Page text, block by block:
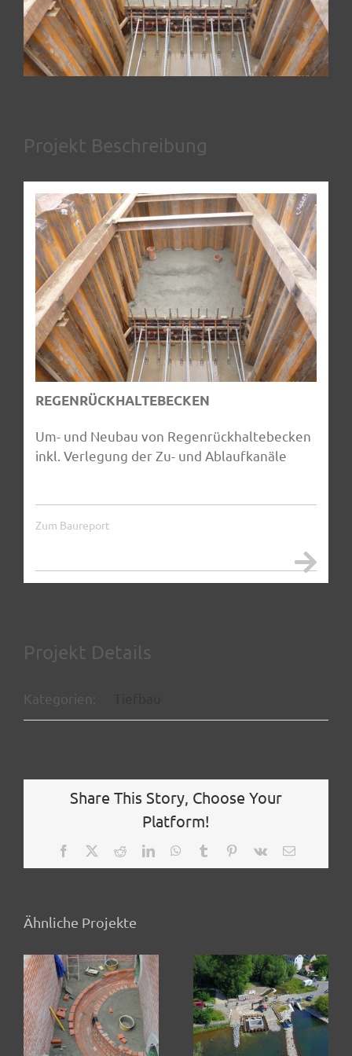
Projekt Beschreibung
REGENRÜCKHALTEBECKEN
Um- und Neubau von Regenrückhaltebecken
inkl. Verlegung der Zu- und Ablaufkanäle
Zum Baureport
Projekt Details
Kategorien:
Share This Story, Choose Your
Platform!
Facebook RedditLinkedInWhatsApp
Tumblr Pinterest
Vk
E-
Ähnliche Projekte
Pumpstation